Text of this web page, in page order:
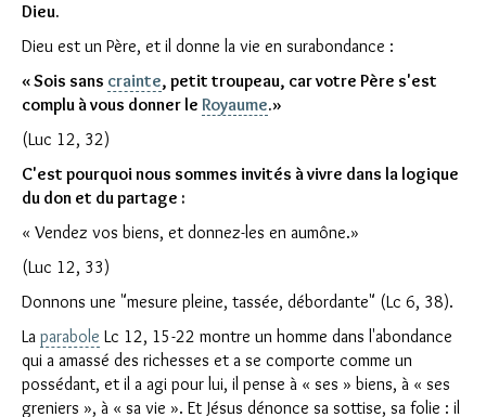
Dieu.
Dieu est un Père, et il donne la vie en surabondance :
« Sois sans crainte, petit troupeau, car votre Père s'est
complu à vous donner le Royaume.»
(Luc 12, 32)
C'est pourquoi nous sommes invités à vivre dans la logique
du don et du partage :
« Vendez vos biens, et donnez-les en aumône.»
(Luc 12, 33)
Donnons une "mesure pleine, tassée, débordante" (Lc 6, 38).
La parabole Lc 12, 15-22 montre un homme dans l'abondance
qui a amassé des richesses et a se comporte comme un
possédant, et il a agi pour lui, il pense à « ses » biens, à « ses
greniers », à « sa vie ». Et Jésus dénonce sa sottise, sa folie : il